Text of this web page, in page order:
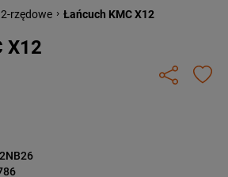
rzędowe › Łańcuch KMC X12
X12